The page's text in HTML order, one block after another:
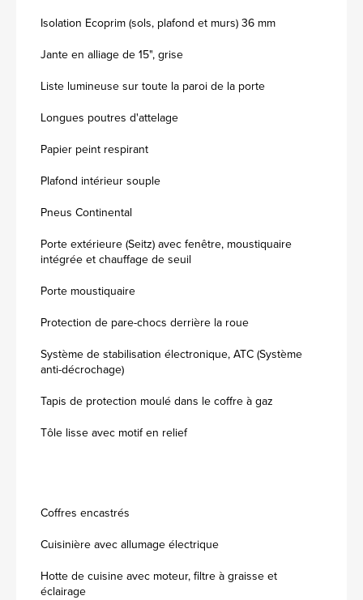
Isolation Ecoprim (sols, plafond et murs) 36 mm
Jante en alliage de 15", grise
Liste lumineuse sur toute la paroi de la porte
Longues poutres d'attelage
Papier peint respirant
Plafond intérieur souple
Pneus Continental
Porte extérieure (Seitz) avec fenêtre, moustiquaire
intégrée et chauffage de seuil
Porte moustiquaire
Protection de pare-chocs derrière la roue
Système de stabilisation électronique, ATC (Système
anti-décrochage)
Tapis de protection moulé dans le coffre à gaz
Tôle lisse avec motif en relief
Coffres encastrés
Cuisinière avec allumage électrique
Hotte de cuisine avec moteur, filtre à graisse et
éclairage